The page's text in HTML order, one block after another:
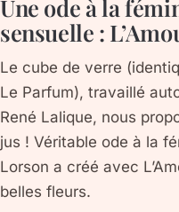
Une ode à la
sensuelle :
Le cube de verre
Le Parfum), travaillé
René Lalique, nous
jus ! Véritable ode à la
Lorson a créé avec
belles fleurs.